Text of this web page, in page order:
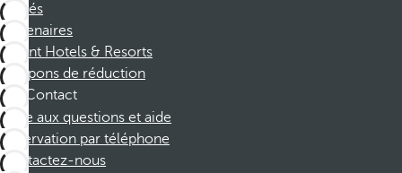
Affiliés
Partenaires
Dorint Hotels & Resorts
Coupons de réduction
Contact
Foire aux questions et aide
Réservation par téléphone
Contactez-nous